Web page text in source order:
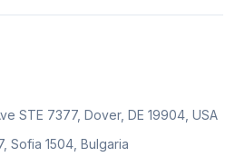
STE 7377, Dover, DE 19904, USA
Sofia 1504, Bulgaria